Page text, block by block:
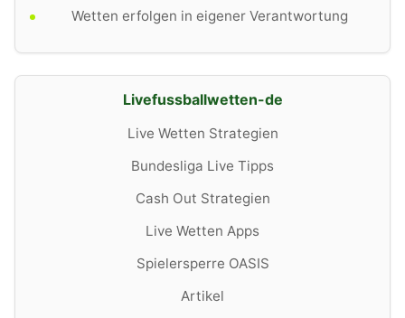
Wetten erfolgen in eigener Verantwortung
Livefussballwetten-de
Live Wetten Strategien
Bundesliga Live Tipps
Cash Out Strategien
Live Wetten Apps
Spielersperre OASIS
Artikel